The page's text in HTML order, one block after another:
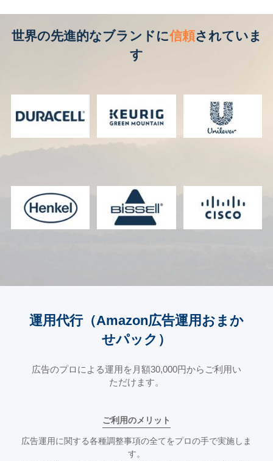
世界の先進的なブランドに信頼されていま
す
運用代行（Amazon広告運用おまか
せパック）
広告のプロによる運用を月額30,000円からご利用い
ただけます。
ご利用のメリット
広告運用に関する各種調整事項の全てをプロの手で実施しま
す。